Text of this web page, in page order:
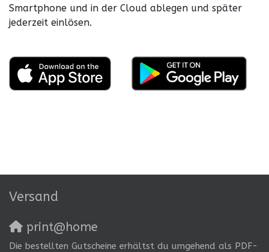
Smartphone und in der Cloud ablegen und später
jederzeit einlösen.
Versand
print@home
Die bestellten Gutscheine erhältst du umgehend als PDF-